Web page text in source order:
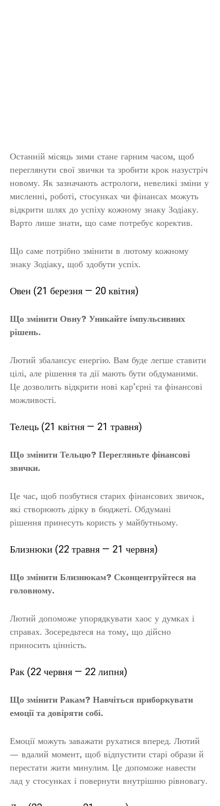
Останній місяць зими стане гарним часом, щоб
переглянути свої звички та зробити крок назустріч
новому. Як зазначають астрологи, невеликі зміни у
мисленні, роботі, стосунках чи фінансах можуть
відкрити шлях до успіху кожному знаку Зодіаку.
Варто лише знати, що саме потребує коректив.
Що саме потрібно змінити в лютому кожному
знаку Зодіаку, щоб здобути успіх.
Овен (21 березня — 20 квітня)
Що змінити Овну? Уникайте імпульсивних
рішень.
Лютий збалансує енергію. Вам буде легше ставити
цілі, але рішення та дії мають бути обдуманими.
Це дозволить відкрити нові кар’єрні та фінансові
можливості.
Телець (21 квітня — 21 травня)
Що змінити Тельцю? Перегляньте фінансові
звички.
Це час, щоб позбутися старих фінансових звичок,
які створюють дірку в бюджеті. Обдумані
рішення принесуть користь у майбутньому.
Близнюки (22 травня — 21 червня)
Що змінити Близнюкам? Сконцентруйтеся на
головному.
Лютий допоможе упорядкувати хаос у думках і
справах. Зосередьтеся на тому, що дійсно
приносить цінність.
Рак (22 червня — 22 липня)
Що змінити Ракам? Навчіться приборкувати
емоції та довіряти собі.
Емоції можуть заважати рухатися вперед. Лютий
— вдалий момент, щоб відпустити старі образи й
перестати жити минулим. Це допоможе навести
лад у стосунках і повернути внутрішню рівновагу.